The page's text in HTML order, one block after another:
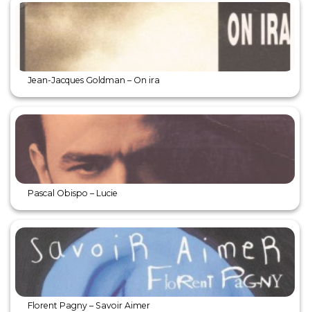
Jean-Jacques Goldman – On ira
Pascal Obispo – Lucie
Florent Pagny – Savoir Aimer